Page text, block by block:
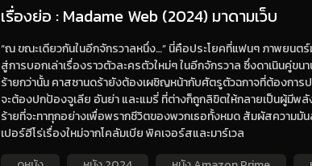
เรื่องย่อ : Madame Web (2024) มาดามเว็บ
“ณ ขณะเดียวกันในอีกจักรวาลหนึ่ง…” นี่คือประโยคที่แฟนๆ ภาพยนตร์
สู่การบอกเล่าเรื่องราวตัวละครตัวใหม่ๆ ในอีกจักรวาล ซึ่งดาเนินคู่ขน
ร้ายกว่านั้น คาสซานดร้ายังต้องเผชิญหน้ากับศัตรูตัวฉกาจที่ต้องการ
จะต้องปกป้องจูเลีย อันย่า และแมรี่ ที่ต่างก็ถูกลิขิตให้กลายเป็นผู้มีพ
ร้ายที่จะทาทุกอย่างเพื่อพรากชีวิตของพวกเธอทั้งหมด สัมผัสความมั
เปอร์ฮีโร่เรื่องใหม่จากโคลัมเบีย พิคเจอร์สและมาร์เวล